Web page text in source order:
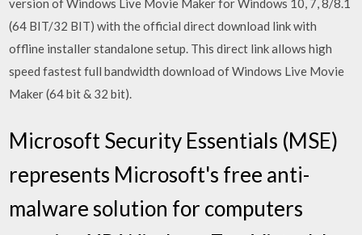
version of Windows Live Movie Maker for Windows 10, 7, 8/8.1
(64 BIT/32 BIT) with the official direct download link with
offline installer standalone setup. This direct link allows high
speed fastest full bandwidth download of Windows Live Movie
Maker (64 bit & 32 bit).
Microsoft Security Essentials (MSE)
represents Microsoft's free anti-
malware solution for computers